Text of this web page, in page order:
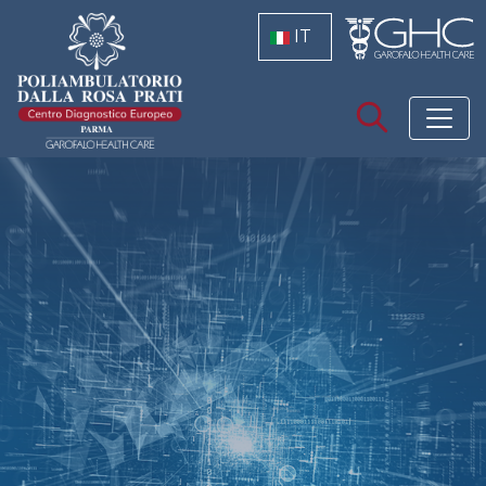
Salta al contenuto principale
IT